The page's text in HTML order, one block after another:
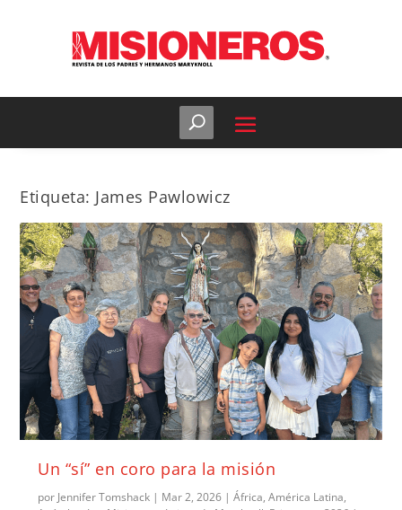
Etiqueta: James Pawlowicz
Un “sí” en coro para la misión
por Jennifer Tomshack | Mar 2, 2026 |África,América Latina,